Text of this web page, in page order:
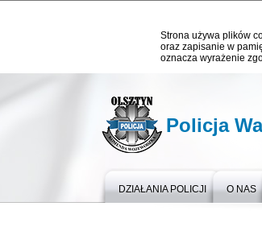
Strona używa plików
oraz zapisanie w
oznacza wyrażenie
Policja
DZIAŁANIA POLICJI O NAS